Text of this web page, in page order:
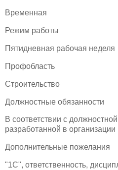
Временная
Режим работы
Пятидневная рабочая неделя
Профобласть
Строительство
Должностные обязанности
В соответствии с
разработанной в организации
Дополнительные пожелания
"1С", ответственность,